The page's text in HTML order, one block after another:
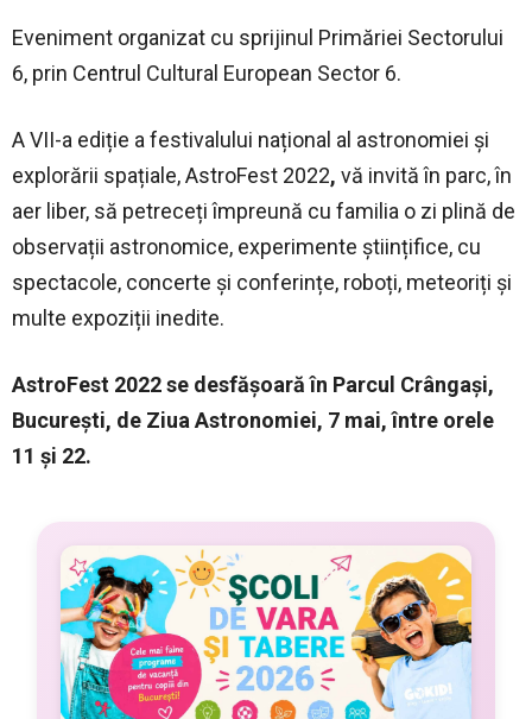
Eveniment organizat cu sprijinul Primăriei Sectorului
6, prin Centrul Cultural European Sector 6.
A VII-a ediție a festivalului național al astronomiei și
explorării spațiale, AstroFest 2022, vă invită în parc, în
aer liber, să petreceți împreună cu familia o zi plină de
observații astronomice, experimente științifice, cu
spectacole, concerte și conferințe, roboți, meteoriți și
multe expoziții inedite.
AstroFest 2022 se desfășoară în Parcul Crângași,
București, de Ziua Astronomiei, 7 mai, între orele
11 și 22.